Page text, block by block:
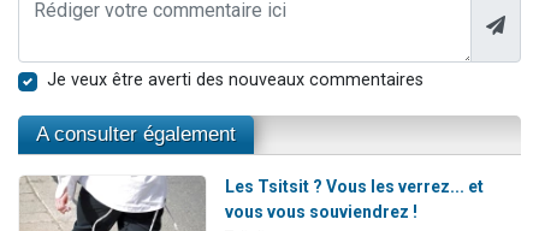
Je veux être averti des nouveaux commentaires
A consulter également
Les Tsitsit ? Vous les verrez... et
vous vous souviendrez !